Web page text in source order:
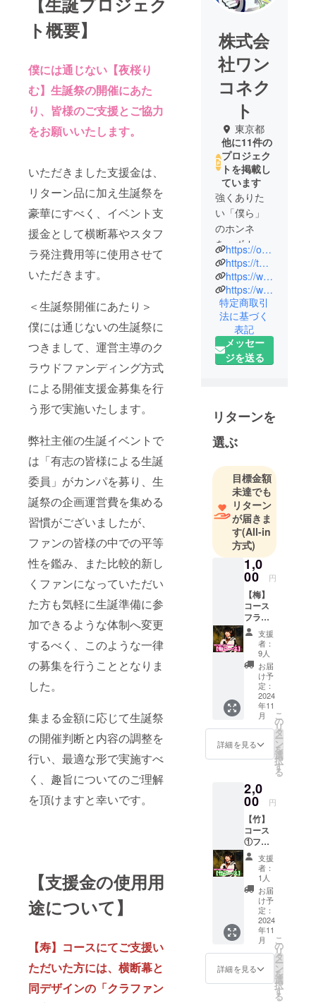
ト概要】
僕には通じない【夜桜り
む】生誕祭の開催にあた
り、皆様のご支援とご協力
をお願いいたします。
いただきました支援金は、
リターン品に加え生誕祭を
豪華にすべく、イベント支
援金として横断幕やスタフ
ラ発注費用等に使用させて
いただきます。
＜生誕祭開催にあたり＞
僕には通じないの生誕祭に
つきまして、運営主導のク
ラウドファンディング方式
による開催支援金募集を行
う形で実施いたします。
弊社主催の生誕イベントで
は「有志の皆様による生誕
委員」がカンパを募り、生
誕祭の企画運営費を集める
習慣がございましたが、
ファンの皆様の中での平等
性を鑑み、また比較的新し
くファンになっていただい
た方も気軽に生誕準備に参
加できるような体制へ変更
するべく、このような一律
の募集を行うこととなりま
した。
集まる金額に応じて生誕祭
の開催判断と内容の調整を
行い、最適な形で実施すべ
く、趣旨についてのご理解
を頂けますと幸いです。
【支援金の使用用
途について】
【寿】コースにてご支援い
ただいた方には、横断幕と
同デザインの「クラファン
株式会
社ワン
コネク
ト
東京都
他に11件の
プロジェク
トを掲載し
ています
強くありた
い「僕ら」
のホンネ
を、ボカロ×
ロック の疾
走感溢れる
高速BPM楽
曲にあわせ
て体現する5
人組ガール
ズユニッ
ト。
サイザとし
世界観を強
https://one-c.info/boku2/bokui2
https://twitter.com/official_boku2
https://www.youtube.com/@official_boku2
https://www.tunecore.co.jp/artists/boku2
特定商取引
法に基づく
表記
メッセー
ジを送る
リターンを
選ぶ
目標金額
未達でも
リターン
が届きま
す(All-in
方式)
1,0
00 円
【梅】
コース
フラ
ワース
タンド
(名前掲
載 ) 当
日会場
にある
フラ
ワース
タンド
に生誕
祭支援
者とし
載させ
ていた
だきま
す。 備
考欄に
記載希
望のお
名前
（ニッ
クネー
ム可）
を記載
くださ
い。 ※
お名前
（ニッ
クネー
は、6文
支援
者：
9人
お届
け予
定：
2024
年11
月
詳細を見る
こ
の
リ
タ
ー
ン
を
選
択
す
る
2,0
00 円
【竹】
コース
①フラ
ワース
タンド
(名前掲
載 ) 当
日会場
にある
フラ
ワース
タンド
に生誕
祭支援
者とし
支援
者：
1人
お届
け予
定：
2024
年11
月
詳細を見る
こ
の
リ
タ
ー
ン
を
選
択
す
る